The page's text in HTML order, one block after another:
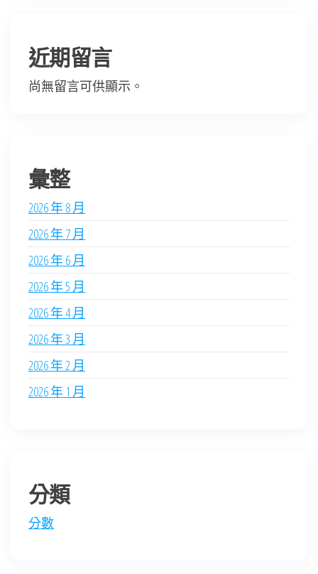
近期留言
尚無留言可供顯示。
彙整
2026 年 8 月
2026 年 7 月
2026 年 6 月
2026 年 5 月
2026 年 4 月
2026 年 3 月
2026 年 2 月
2026 年 1 月
分類
分數